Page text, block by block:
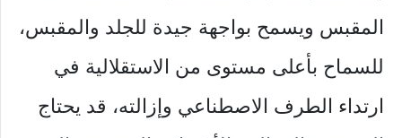
المقبس ويسمح بواجهة جيدة للجلد والمقبس،
للسماح بأعلى مستوى من الاستقلالية في
ارتداء الطرف الاصطناعي وإزالته، قد يحتاج